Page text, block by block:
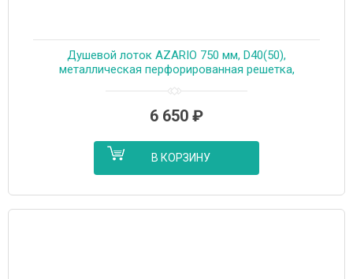
Душевой лоток AZARIO 750 мм, D40(50),
металлическая перфорированная решетка,
(AZT2PT20750)
6 650 ₽
В КОРЗИНУ